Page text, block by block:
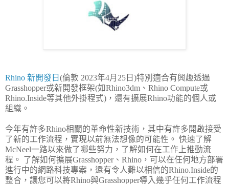
Rhino 新開發日 (倫敦 2023年4月25日)特別適合有興趣透過
Grasshopper或新開發框架(如Rhino3dm、Rhino Compute或
Rhino.Inside等其他外掛程式)，還有擴展Rhino功能的個人或
組織。
今年有許多Rhino相關的革命性新技術，其中有許多開啟接受
了新的工作流程，實現以前無法想像的可能性。 快速了解
McNeel一路以來做了哪些努力，了解如何在工作上推動流
程。 了解如何擴展Grasshopper、Rhino，可以在任何地方部署
進行中的網路科技專案，還有令人難以相信的Rhino.Inside的
整合，讓您可以將Rhino與Grasshopper導入幾乎任何工作流程